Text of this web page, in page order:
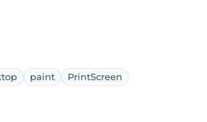
paint PrintScreen